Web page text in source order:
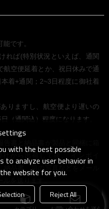
です。
れば(特別状況といえば、通関
航空便延着とか、祝日休みで通
着+通関；2~3日程度に御社着
りますし、航空便より遅いの
（通関込）程度になります。
から出荷して後、 インボイ
with the best possible
to analyze user behavior in
website for you.
Reject All